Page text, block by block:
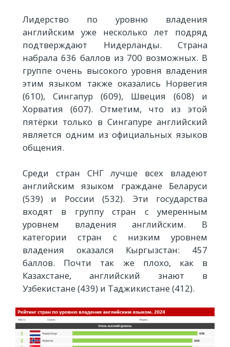
Лидерство по уровню владения
английским уже несколько лет подряд
подтверждают Нидерланды. Страна
набрала 636 баллов из 700 возможных. В
группе очень высокого уровня владения
этим языком также оказались Норвегия
(610), Сингапур (609), Швеция (608) и
Хорватия (607). Отметим, что из этой
пятёрки только в Сингапуре английский
является одним из официальных языков
общения.
Среди стран СНГ лучше всех владеют
английским языком граждане Беларуси
(539) и России (532). Эти государства
входят в группу стран с умеренным
уровнем владения английским. В
категории стран с низким уровнем
владения оказался Кыргызстан: 457
баллов. Почти так же плохо, как в
Казахстане, английский знают в
Узбекистане (439) и Таджикистане (412).